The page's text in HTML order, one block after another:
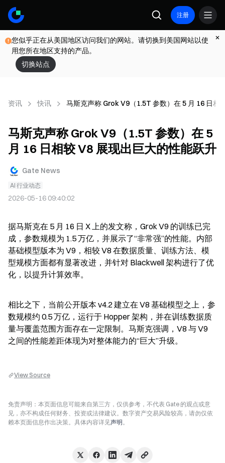
注册
您似乎正在从美国地区访问我们的网站。请切换到美国网站以使
用您所在地区支持的产品。
切换站点
资讯 快讯 马斯克声称 Grok V9（1.5T 参数）在 5 月 16 日相
马斯克声称 Grok V9（1.5T 参数）在 5
月 16 日相较 V8 展现出巨大的性能跃升
Gate News
AI 行业动态
2026-05-16 09:40:02
据马斯克在 5 月 16 日 X 上的发文称，Grok V9 的训练已完
成，参数规模为 1.5 万亿，并展示了“非常强”的性能。内部
基础模型版本为 V9，相较 V8 在数据质量、训练方法、模
型规模方面都有显著改进，并针对 Blackwell 架构进行了优
化，以提升计算效率。
相比之下，当前公开版本 v4.2 建立在 V8 基础模型之上，参
数规模约 0.5 万亿，运行于 Hopper 架构，并在训练数据质
量与覆盖范围方面存在一定限制。马斯克强调，V8 与 V9
之间的性能差距体现为对整体能力的“巨大”升级。
View Source
免责声明：本页面信息可能来自第三方，仅供参考，不代表 Gate 的观点或意
见，亦不构成任何财务、投资或法律建议。数字资产交易风险较高，请勿仅依
赖本页面信息作出决策。具体内容详见声明。